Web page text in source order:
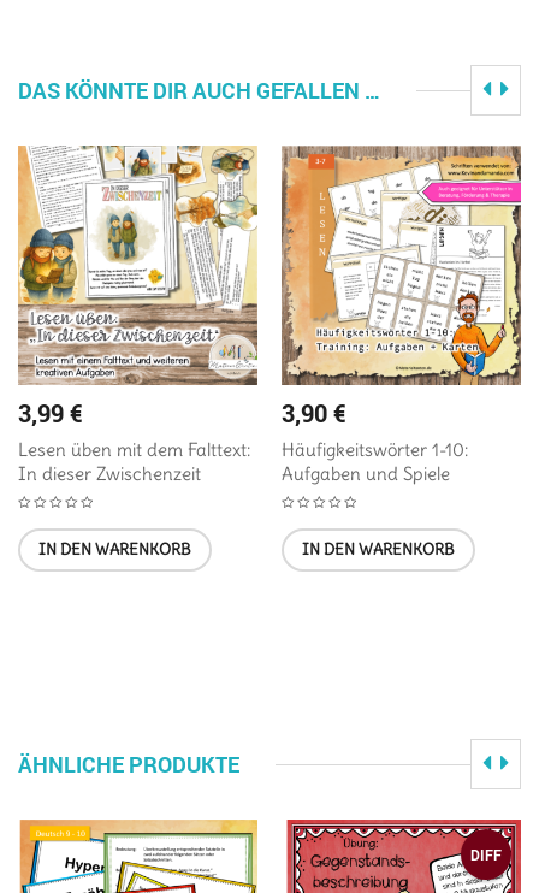
DAS KÖNNTE DIR AUCH GEFALLEN …
3,99€
Lesen üben mit dem Falttext:
In dieser Zwischenzeit
IN DEN WARENKORB
3,90€
Häufigkeitswörter 1-10:
Aufgaben und Spiele
IN DEN WARENKORB
ÄHNLICHE PRODUKTE
DIFF